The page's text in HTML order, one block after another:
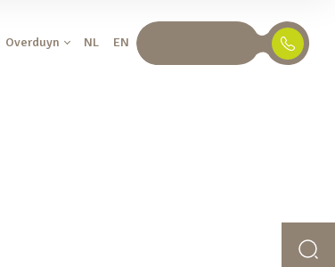
Overduyn NL EN